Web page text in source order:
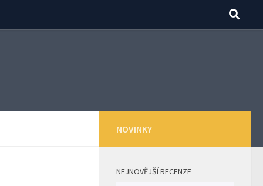
NOVINKY
NEJNOVĚJŠÍ RECENZE